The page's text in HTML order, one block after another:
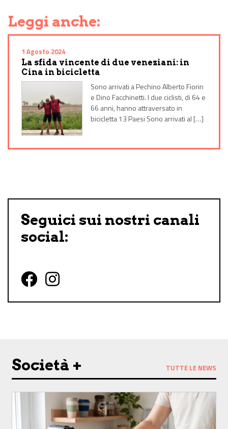
Leggi anche:
1 Agosto 2024
La sfida vincente di due veneziani: in
Cina in bicicletta
Sono arrivati a Pechino Alberto Fiorin
e Dino Facchinetti. I due ciclisti, di 64 e
66 anni, hanno attraversato in
bicicletta 13 Paesi Sono arrivati al […]
Seguici sui nostri canali
social:
Follow us on Facebook
Follow us on Instagram
Società + TUTTE LE NEWS